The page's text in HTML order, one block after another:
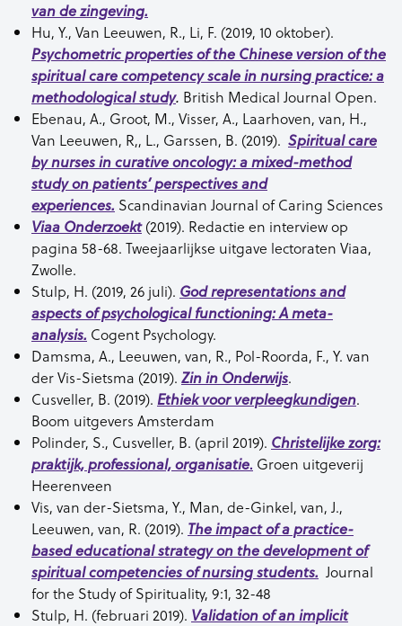
van de zingeving.
Hu, Y., Van Leeuwen, R., Li, F. (2019, 10 oktober).
Psychometric properties of the Chinese version of the
spiritual care competency scale in nursing practice: a
methodological study. British Medical Journal Open.
Ebenau, A., Groot, M., Visser, A., Laarhoven, van, H.,
Van Leeuwen, R,, L., Garssen, B. (2019). Spiritual care
by nurses in curative oncology: a mixed-method
study on patients’ perspectives and
experiences. Scandinavian Journal of Caring Sciences
Viaa Onderzoekt(2019). Redactie en interview op
pagina 58-68. Tweejaarlijkse uitgave lectoraten Viaa,
Zwolle.
Stulp, H. (2019, 26 juli). God representations and
aspects of psychological functioning: A meta-
analysis. Cogent Psychology.
Damsma, A., Leeuwen, van, R., Pol-Roorda, F., Y. van
der Vis-Sietsma (2019). Zin in Onderwijs.
Cusveller, B. (2019). Ethiek voor verpleegkundigen.
Boom uitgevers Amsterdam
Polinder, S., Cusveller, B. (april 2019). Christelijke zorg:
praktijk, professional, organisatie. Groen uitgeverij
Heerenveen
Vis, van der-Sietsma, Y., Man, de-Ginkel, van, J.,
Leeuwen, van, R. (2019). The impact of a practice-
based educational strategy on the development of
spiritual competencies of nursing students. Journal
for the Study of Spirituality, 9:1, 32-48
Stulp, H. (februari 2019). Validation of an implicit